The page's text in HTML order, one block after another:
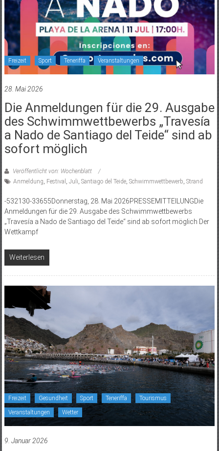
Freizeit Sport Teneriffa Veranstaltungen
28. Mai 2026
Die Anmeldungen für die 29. Ausgabe
des Schwimmwettbewerbs „Travesía
a Nado de Santiago del Teide“ sind ab
sofort möglich
Veröffentlicht von: Wochenblatt
Anmeldung, Festival , Juli, Santiago del Teide, Schwimmwettbewerb, Strand
-532130-33655Donnerstag, 28. Mai 2026PRESSEMITTEILUNGDie
Anmeldungen für die 29. Ausgabe des Schwimmwettbewerbs
„Travesía a Nado de Santiago del Teide“ sind ab sofort möglich Der
Wettkampf
Weiterlesen
Freizeit Gesundheit Sport Teneriffa Tourismus
Veranstaltungen Wetter
9. Januar 2026